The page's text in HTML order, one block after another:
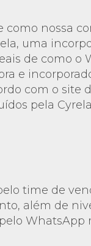
como nossa
uma
de como
e
com o site
pela
time de
além de
WhatsApp